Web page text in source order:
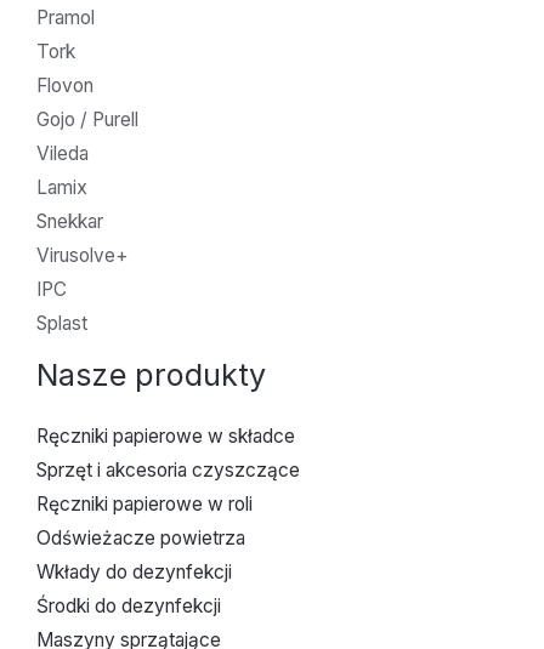
Pramol
Tork
Flovon
Gojo / Purell
Vileda
Lamix
Snekkar
Virusolve+
IPC
Splast
Nasze produkty
Ręczniki papierowe w składce
Sprzęt i akcesoria czyszczące
Ręczniki papierowe w roli
Odświeżacze powietrza
Wkłady do dezynfekcji
Środki do dezynfekcji
Maszyny sprzątające